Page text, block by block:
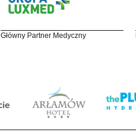
Główny Partner Medyczny